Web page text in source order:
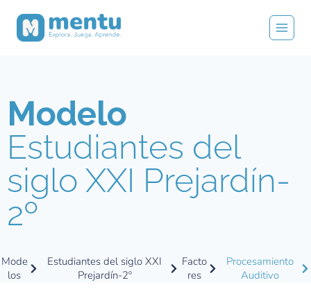
Modelo
Estudiantes del
siglo XXI Prejardín-
2º
Mode
los
Estudiantes del siglo XXI
Prejardín-2º
Facto
res
Procesamiento
Auditivo